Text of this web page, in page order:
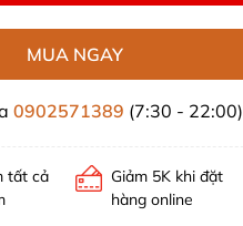
MUA NGAY
0902571389 (7:30 - 22:00)
tất cả
Giảm 5K khi đặt
hàng online